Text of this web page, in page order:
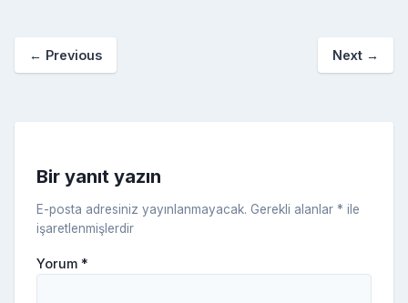
o
er
a
c a
ki
← Previous Next →
Bir yanıt yazın
E-posta adresiniz yayınlanmayacak. Gerekli alanlar * ile
işaretlenmişlerdir
Yorum *